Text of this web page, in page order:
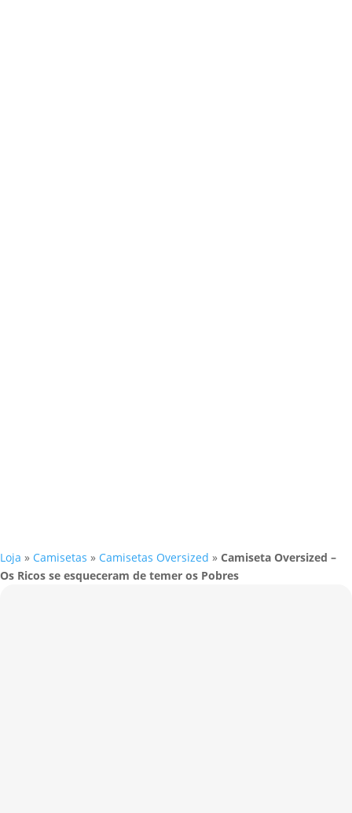
Loja » Camisetas » Camisetas Oversized » Camiseta Oversized –
Os Ricos se esqueceram de temer os Pobres